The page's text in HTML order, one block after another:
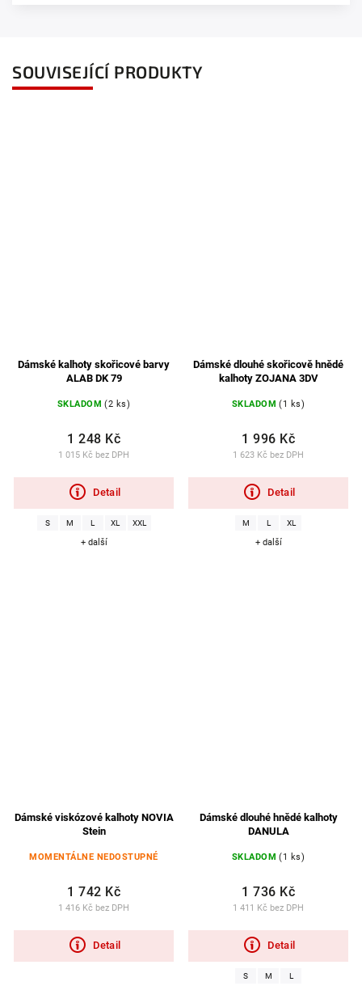
SOUVISEJÍCÍ PRODUKTY
Dámské kalhoty skořicové barvy
ALAB DK 79
SKLADOM (2 ks)
1 015 Kč bez DPH
1 248 Kč
Detail
S M L XL XXL
+ další
Dámské dlouhé skořicově hnědé
kalhoty ZOJANA 3DV
SKLADOM (1 ks)
1 623 Kč bez DPH
1 996 Kč
Detail
M L XL
+ další
Dámské viskózové kalhoty NOVIA
Stein
MOMENTÁLNE NEDOSTUPNÉ
1 416 Kč bez DPH
1 742 Kč
Detail
Dámské dlouhé hnědé kalhoty
DANULA
SKLADOM (1 ks)
1 411 Kč bez DPH
1 736 Kč
Detail
S M L